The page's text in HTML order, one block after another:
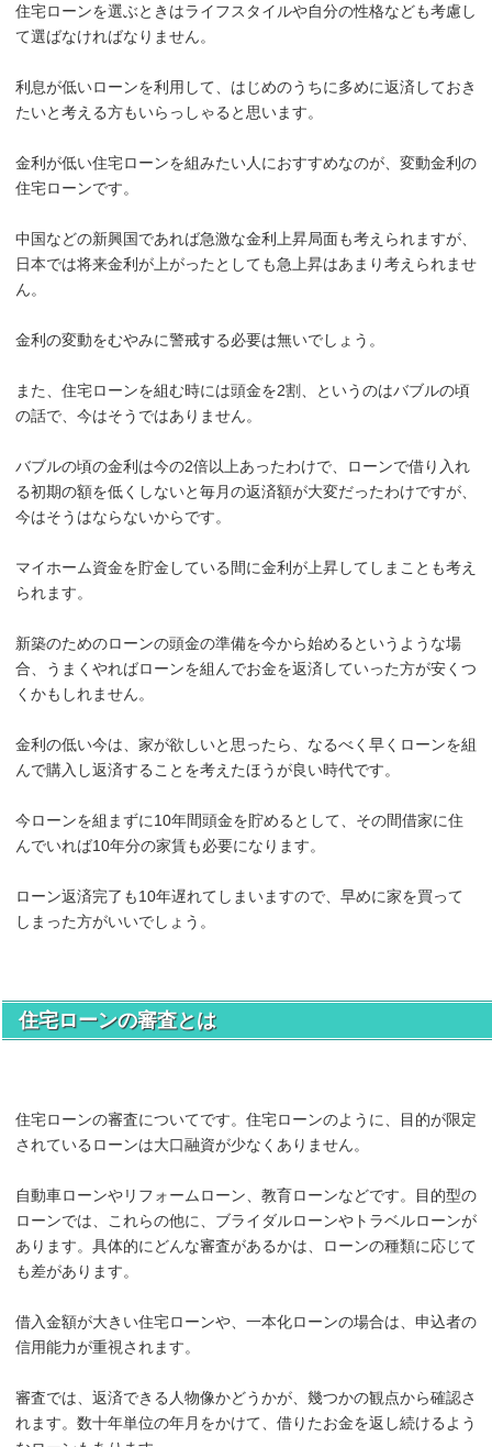
住宅ローンを選ぶときはライフスタイルや自分の性格なども考慮し
て選ばなければなりません。
利息が低いローンを利用して、はじめのうちに多めに返済しておき
たいと考える方もいらっしゃると思います。
金利が低い住宅ローンを組みたい人におすすめなのが、変動金利の
住宅ローンです。
中国などの新興国であれば急激な金利上昇局面も考えられますが、
日本では将来金利が上がったとしても急上昇はあまり考えられませ
ん。
金利の変動をむやみに警戒する必要は無いでしょう。
また、住宅ローンを組む時には頭金を2割、というのはバブルの頃
の話で、今はそうではありません。
バブルの頃の金利は今の2倍以上あったわけで、ローンで借り入れ
る初期の額を低くしないと毎月の返済額が大変だったわけですが、
今はそうはならないからです。
マイホーム資金を貯金している間に金利が上昇してしまことも考え
られます。
新築のためのローンの頭金の準備を今から始めるというような場
合、うまくやればローンを組んでお金を返済していった方が安くつ
くかもしれません。
金利の低い今は、家が欲しいと思ったら、なるべく早くローンを組
んで購入し返済することを考えたほうが良い時代です。
今ローンを組まずに10年間頭金を貯めるとして、その間借家に住
んでいれば10年分の家賃も必要になります。
ローン返済完了も10年遅れてしまいますので、早めに家を買って
しまった方がいいでしょう。
住宅ローンの審査とは
住宅ローンの審査についてです。住宅ローンのように、目的が限定
されているローンは大口融資が少なくありません。
自動車ローンやリフォームローン、教育ローンなどです。目的型の
ローンでは、これらの他に、ブライダルローンやトラベルローンが
あります。具体的にどんな審査があるかは、ローンの種類に応じて
も差があります。
借入金額が大きい住宅ローンや、一本化ローンの場合は、申込者の
信用能力が重視されます。
審査では、返済できる人物像かどうかが、幾つかの観点から確認さ
れます。数十年単位の年月をかけて、借りたお金を返し続けるよう